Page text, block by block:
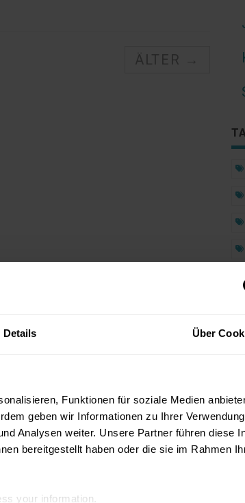
Details Über
Funktionen für soziale Medien
geben wir Informationen zu Ihrer
Analysen weiter. Unsere Partner führen diese
bereitgestellt haben oder die sie im Rahmen
your information.
ÄLTER →